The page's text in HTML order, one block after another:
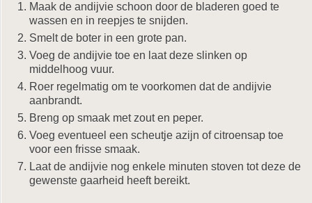
Maak de andijvie schoon door de bladeren goed te
wassen en in reepjes te snijden.
Smelt de boter in een grote pan.
Voeg de andijvie toe en laat deze slinken op
middelhoog vuur.
Roer regelmatig om te voorkomen dat de andijvie
aanbrandt.
Breng op smaak met zout en peper.
Voeg eventueel een scheutje azijn of citroensap toe
voor een frisse smaak.
Laat de andijvie nog enkele minuten stoven tot deze de
gewenste gaarheid heeft bereikt.